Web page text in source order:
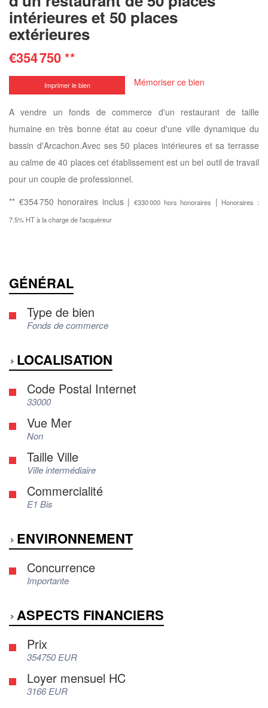
intérieures et 50 places
extérieures
€354 750**
Imprimer le bien Mémoriser ce bien
A vendre un fonds de commerce d'un restaurant de taille
humaine en très bonne état au coeur d'une ville dynamique du
bassin d'Arcachon.Avec ses 50 places intérieures et sa terrasse
au calme de 40 places cet établissement est un bel outil de travail
pour un couple de professionnel.
** €354 750 honoraires inclus |€330 000 hors honoraires | Honoraires :
7.5% HT à la charge de l'acquéreur
GÉNÉRAL
Type de bien
Fonds de commerce
LOCALISATION
Code Postal Internet
33000
Vue Mer
Non
Taille Ville
Ville intermédiaire
Commercialité
E1 Bis
ENVIRONNEMENT
Concurrence
Importante
ASPECTS FINANCIERS
Prix
354750 EUR
Loyer mensuel HC
3166 EUR